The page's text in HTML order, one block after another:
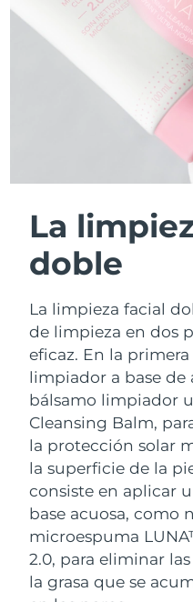
La
doble
La limpieza facial
de limpieza en dos
eficaz. En la
limpiador a base de
bálsamo limpiador
Cleansing Balm,
la protección solar
la superficie de la
consiste en aplicar
base acuosa, como
microespuma
2.0, para eliminar
la grasa que se